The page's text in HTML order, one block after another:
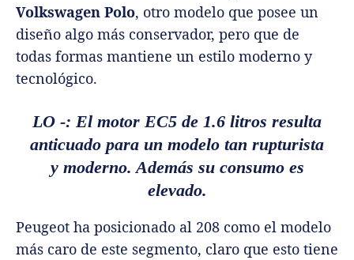
Volkswagen Polo, otro modelo que posee un
diseño algo más conservador, pero que de
todas formas mantiene un estilo moderno y
tecnológico.
LO -: El motor EC5 de 1.6 litros resulta
anticuado para un modelo tan rupturista
y moderno. Además su consumo es
elevado.
Peugeot ha posicionado al 208 como el modelo
más caro de este segmento, claro que esto tiene